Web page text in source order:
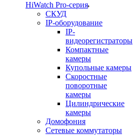
HiWatch Pro-серия
CКУД
IP-оборудование
IP-
видеорегистраторы
Компактные
камеры
Купольные камеры
Скоростные
поворотные
камеры
Цилиндрические
камеры
Домофония
Сетевые коммутаторы